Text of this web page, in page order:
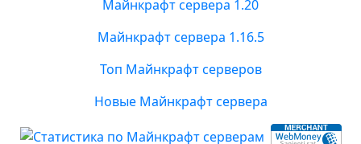
Майнкрафт сервера 1.20
Майнкрафт сервера 1.16.5
Топ Майнкрафт серверов
Новые Майнкрафт сервера